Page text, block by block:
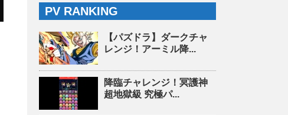
PV RANKING
【パズドラ】ダークチャ
レンジ！アーミル降...
降臨チャレンジ！冥護神
超地獄級 究極パ...